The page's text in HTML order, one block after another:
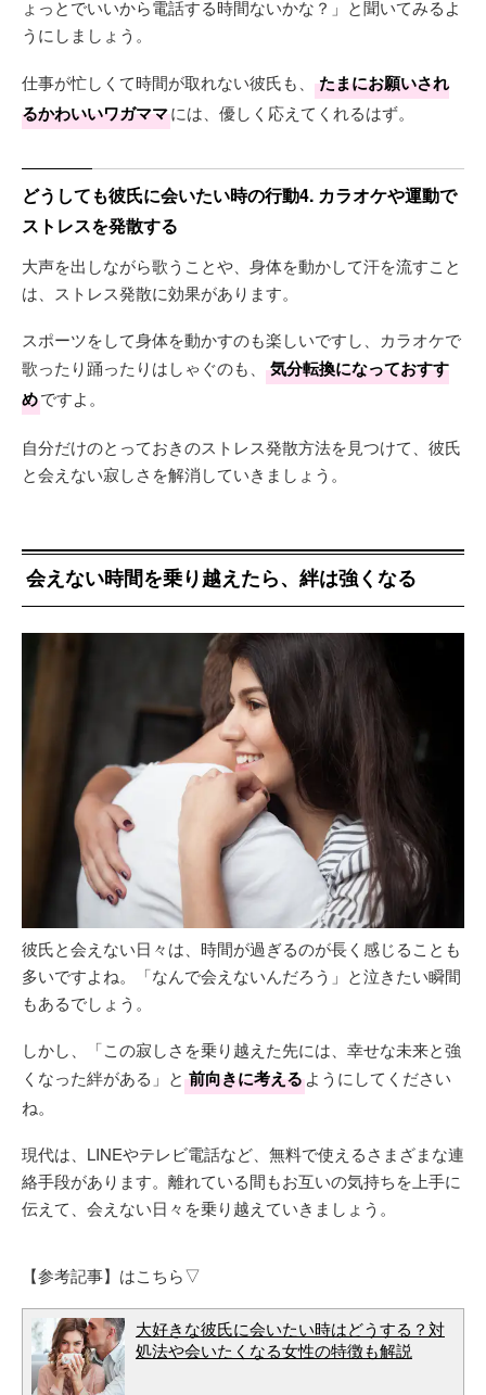
ょっとでいいから電話する時間ないかな？」と聞いてみるよ
うにしましょう。
仕事が忙しくて時間が取れない彼氏も、
たまにお願いされ
るかわいいワガママには、優しく応えてくれるはず。
どうしても彼氏に会いたい時の行動4. カラオケや運動で
ストレスを発散する
大声を出しながら歌うことや、身体を動かして汗を流すこと
は、ストレス発散に効果があります。
スポーツをして身体を動かすのも楽しいですし、カラオケで
歌ったり踊ったりはしゃぐのも、
気分転換になっておすす
めですよ。
自分だけのとっておきのストレス発散方法を見つけて、彼氏
と会えない寂しさを解消していきましょう。
会えない時間を乗り越えたら、絆は強くなる
彼氏と会えない日々は、時間が過ぎるのが長く感じることも
多いですよね。「なんで会えないんだろう」と泣きたい瞬間
もあるでしょう。
しかし、「この寂しさを乗り越えた先には、幸せな未来と強
くなった絆がある」と 前向きに考えるようにしてください
ね。
現代は、LINEやテレビ電話など、無料で使えるさまざまな連
絡手段があります。離れている間もお互いの気持ちを上手に
伝えて、会えない日々を乗り越えていきましょう。
【参考記事】はこちら▽
大好きな彼氏に会いたい時はどうする？対
処法や会いたくなる女性の特徴も解説